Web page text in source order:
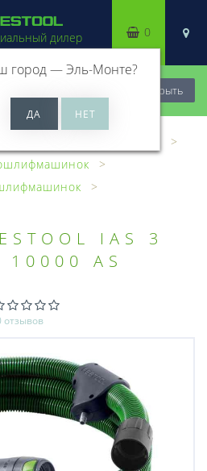
купить! Закрыть
дилер
город —Эль-Монте?
0
IAS 3
10000 AS
отзывов